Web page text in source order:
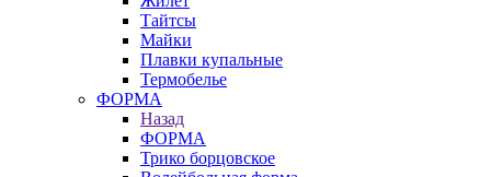
Тайтсы
Майки
Плавки купальные
Термобелье
ФОРМА
Назад
ФОРМА
Трико борцовское